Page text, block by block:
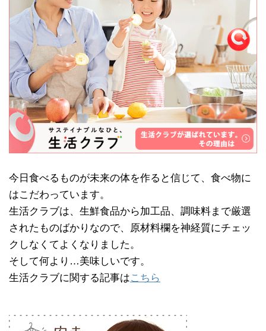
今日食べるものが未来の体を作ると信じて、食べ物に
はこだわっています。
生活クラブは、生鮮食品から加工品、調味料まで厳選
されたものばかりなので、原材料欄を神経質にチェッ
クしなくてよくなりました。
そして何より…美味しいです。
生活クラブに関する記事はこちら